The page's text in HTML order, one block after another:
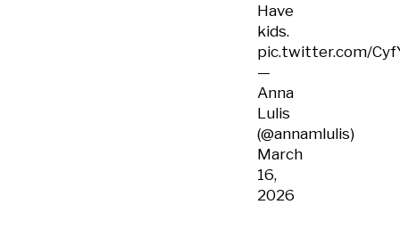
Have
kids.
pic.twitter.com/
—
Anna
Lulis
(@annamlulis)
March
16,
2026